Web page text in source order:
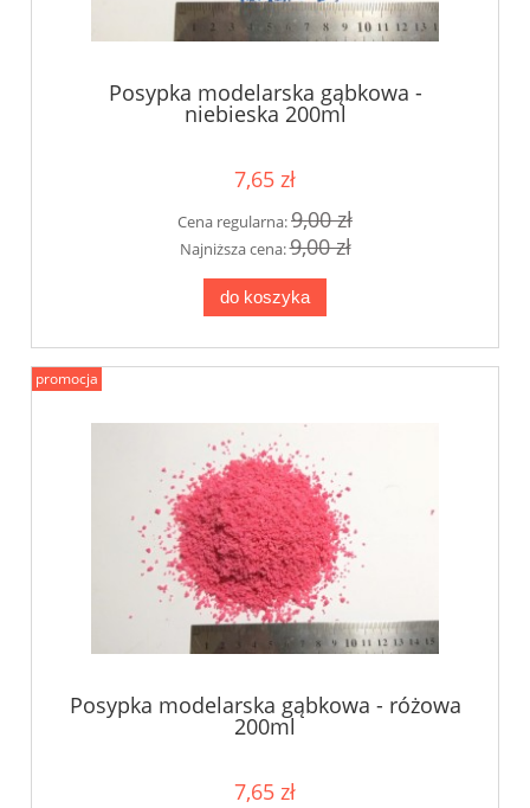
Posypka modelarska gąbkowa -
niebieska 200ml
7,65 zł
Cena regularna:9,00 zł
Najniższa cena:9,00 zł
do koszyka
Posypka modelarska gąbkowa - różowa
200ml
7,65 zł
promocja